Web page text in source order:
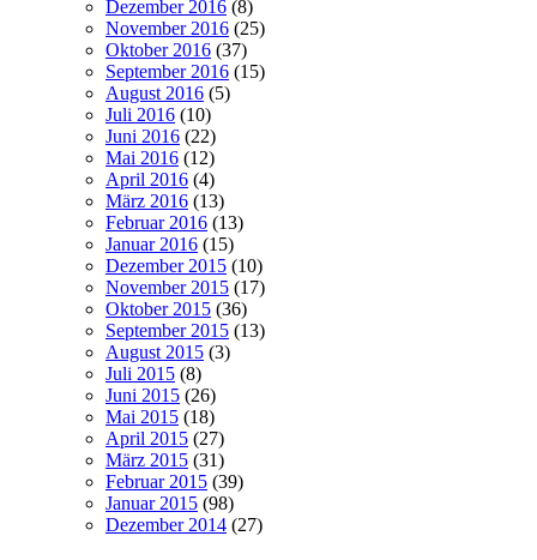
Dezember 2016 (8)
November 2016 (25)
Oktober 2016 (37)
September 2016 (15)
August 2016 (5)
Juli 2016 (10)
Juni 2016 (22)
Mai 2016 (12)
April 2016 (4)
März 2016 (13)
Februar 2016 (13)
Januar 2016 (15)
Dezember 2015 (10)
November 2015 (17)
Oktober 2015 (36)
September 2015 (13)
August 2015 (3)
Juli 2015 (8)
Juni 2015 (26)
Mai 2015 (18)
April 2015 (27)
März 2015 (31)
Februar 2015 (39)
Januar 2015 (98)
Dezember 2014 (27)